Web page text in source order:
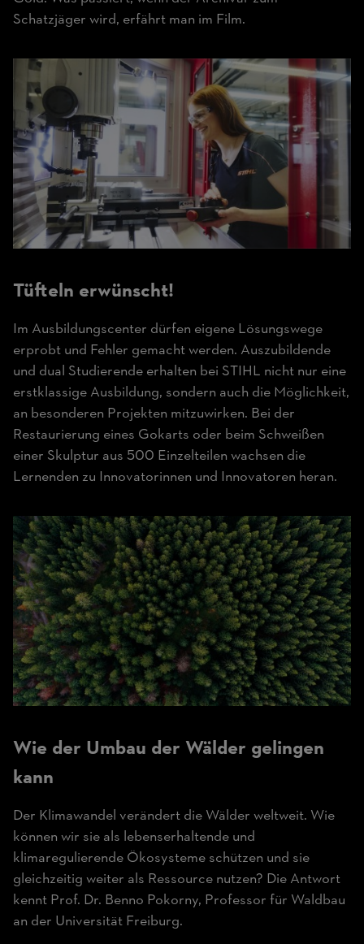
Schatzjäger wird, erfährt man im Film.
Tüfteln erwünscht!
Im Ausbildungscenter dürfen eigene Lösungswege
erprobt und Fehler gemacht werden. Auszubildende
und dual Studierende erhalten bei STIHL nicht nur eine
erstklassige Ausbildung, sondern auch die Möglichkeit,
an besonderen Projekten mitzuwirken. Bei der
Restaurierung eines Gokarts oder beim Schweißen
einer Skulptur aus 500 Einzelteilen wachsen die
Lernenden zu Innovatorinnen und Innovatoren heran.
Wie der Umbau der Wälder gelingen
kann
Der Klimawandel verändert die Wälder weltweit. Wie
können wir sie als lebenserhaltende und
klimaregulierende Ökosysteme schützen und sie
gleichzeitig weiter als Ressource nutzen? Die Antwort
kennt Prof. Dr. Benno Pokorny, Professor für Waldbau
an der Universität Freiburg.